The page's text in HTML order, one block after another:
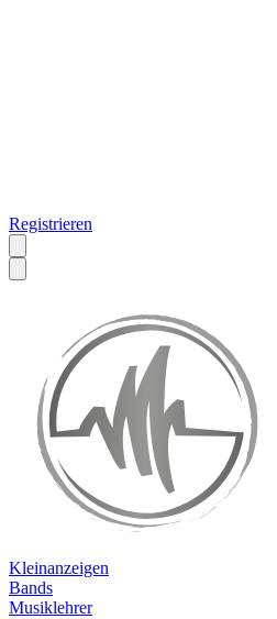
Registrieren
Kleinanzeigen
Bands
Musiklehrer